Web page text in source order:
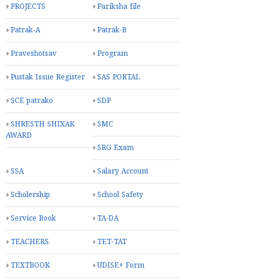
PROJECTS Pariksha file
Patrak-A Patrak-B
Praveshotsav Program
Pustak Issue Register SAS PORTAL
SCE patrako SDP
SHRESTH SHIXAK
AWARD
SMC
SRG Exam
SSA Salary Account
Scholership School Safety
Service Book TA-DA
TEACHERS TET-TAT
TEXTBOOK UDISE+ Form